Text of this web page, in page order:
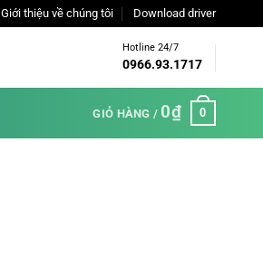
Giới thiệu về chúng tôi Download driver
Hotline 24/7
0966.93.1717
GIỎ HÀNG / 0₫ 0